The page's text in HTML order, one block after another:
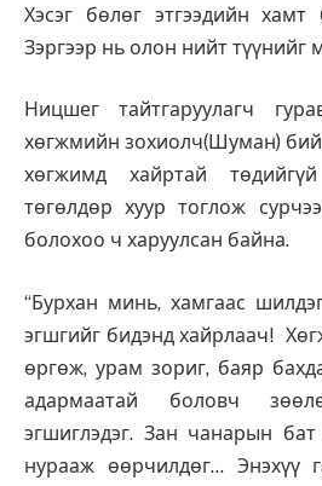
Хэсэг бөлөг этгээдийн хамт
Зэргээр нь олон нийт түүнийг
Ницшег тайтгаруулагч
хөгжмийн зохиолч(Шуман) бий
хөгжимд хайртай
төгөлдөр хуур тоглож
болохоо ч харуулсан байна.
“Бурхан минь, хамгаас
эгшгийг бидэнд хайрлаач!
өргөж, урам зориг, баяр
адармаатай боловч
эгшиглэдэг. Зан чанарын
нурааж өөрчилдөг… Энэхүү